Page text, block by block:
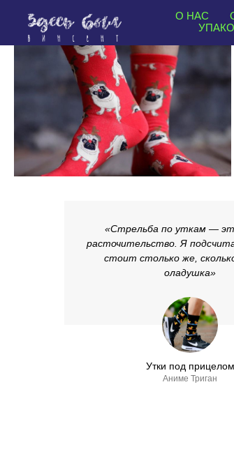
О НАС
«Стрельба по уткам —
расточительство. Я
стоит столько же,
оладушка»
Утки под прицелом
Аниме Триган